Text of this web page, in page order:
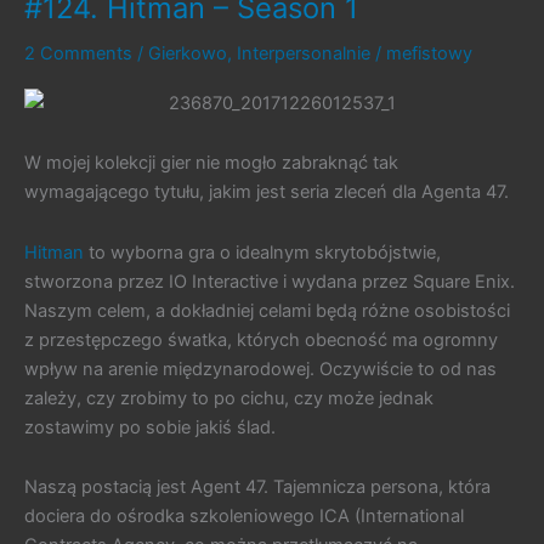
#124. Hitman – Season 1
2 Comments / Gierkowo, Interpersonalnie / mefistowy
W mojej kolekcji gier nie mogło zabraknąć tak
wymagającego tytułu, jakim jest seria zleceń dla Agenta 47.
Hitman to wyborna gra o idealnym skrytobójstwie,
stworzona przez IO Interactive i wydana przez Square Enix.
Naszym celem, a dokładniej celami będą różne osobistości
z przestępczego śwatka, których obecność ma ogromny
wpływ na arenie międzynarodowej. Oczywiście to od nas
zależy, czy zrobimy to po cichu, czy może jednak
zostawimy po sobie jakiś ślad.
Naszą postacią jest Agent 47. Tajemnicza persona, która
dociera do ośrodka szkoleniowego ICA (International